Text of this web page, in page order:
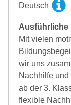
Deutsch
Ausführliche
Mit vielen
wir uns
Nachhilfe
ab der 3.
flexible